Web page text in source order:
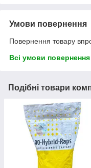
Умови повернення
Повернення товару
Всі умови повернення
Подібні товари